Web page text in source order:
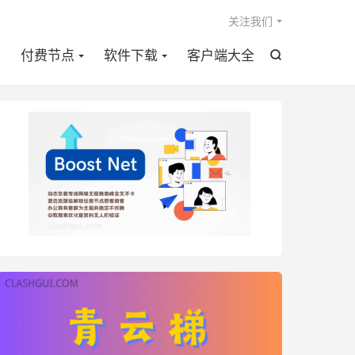

付费节点 软件下载 客户端大全
关注我们